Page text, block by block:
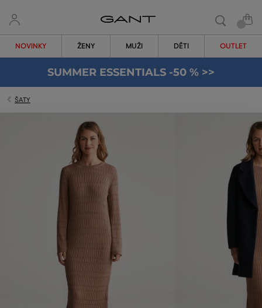
NOVINKY ŽENY MUŽI DĚTI OUTLET
SUMMER ESSENTIALS -50 % >>
ŠATY